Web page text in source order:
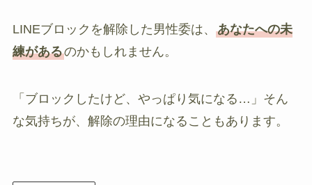
LINEブロックを解除した男性委は、 あなたへの未
練があるのかもしれません。
「ブロックしたけど、やっぱり気になる…」そん
な気持ちが、解除の理由になることもあります。